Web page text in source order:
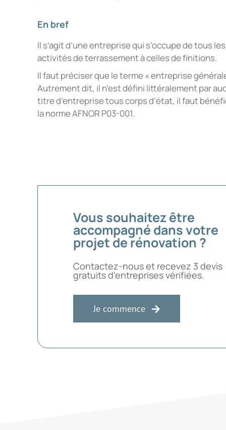
En bref
Il s’agit d’une entreprise qui s’occupe de tous
activités de terrassement à celles de finitions.
Il faut préciser que le terme « entreprise
Autrement dit, il n’est défini littéralement par
titre d’entreprise tous corps d’état, il faut
la norme AFNOR P03-001.
Vous souhaitez être
accompagné dans votre
projet de rénovation ?
Contactez-nous et recevez 3 devis
gratuits d’entreprises vérifiées.
Je commence